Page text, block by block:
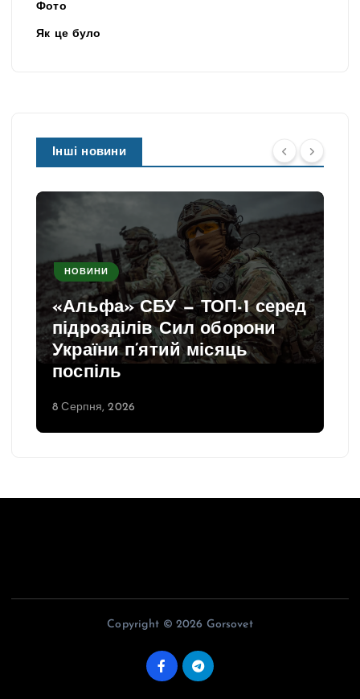
Фото
Як це було
Інші новини
НОВИНИ
«Альфа» СБУ — ТОП-1 серед
підрозділів Сил оборони
України п’ятий місяць
поспіль
8 Серпня, 2026
Copyright © 2026 Gorsovet